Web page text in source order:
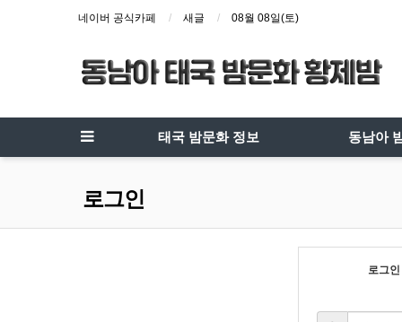
네이버 공식카페 새글 08월 08일(토)
태국 밤문화 정보 동남아
로그인
로그인